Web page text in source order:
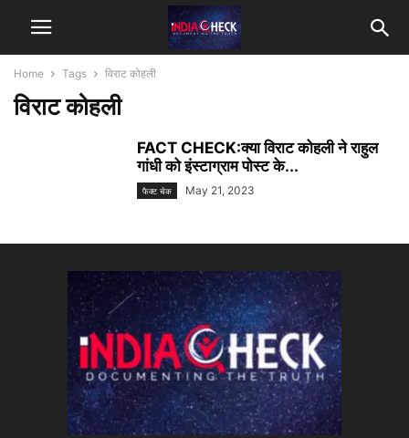
Home Tags विराट कोहली
विराट कोहली
FACT CHECK:क्या विराट कोहली ने राहुल
गांधी को इंस्टाग्राम पोस्ट के...
फैक्ट चेक May 21, 2023